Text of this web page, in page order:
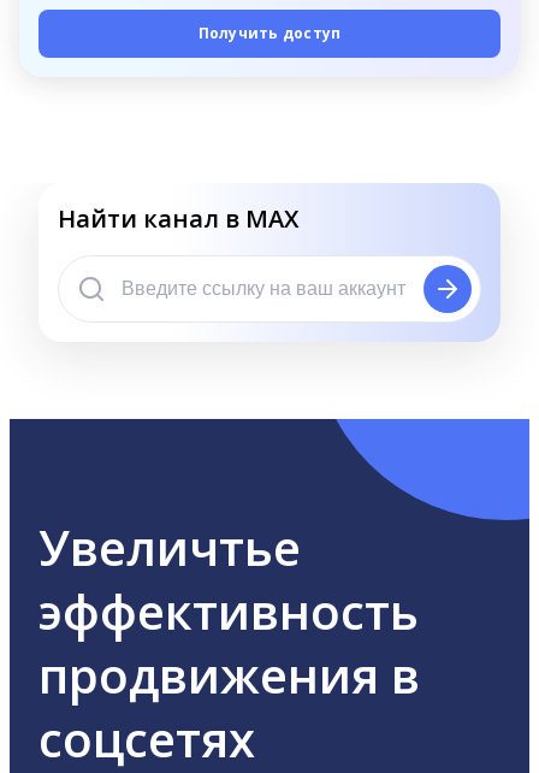
Получить доступ
Найти канал в MAX
Увеличтье
эффективность
продвижения в
соцсетях